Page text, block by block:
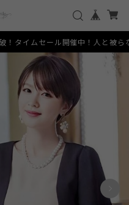
ル開催中！人と被らない希少な